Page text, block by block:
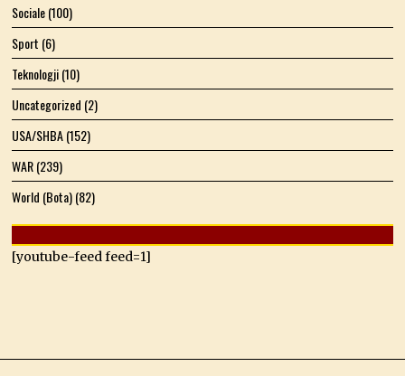
Sociale(100)
Sport (6)
Teknologji(10)
Uncategorized (2)
USA/SHBA(152)
WAR(239)
World (Bota)(82)
[youtube-feed feed=1]